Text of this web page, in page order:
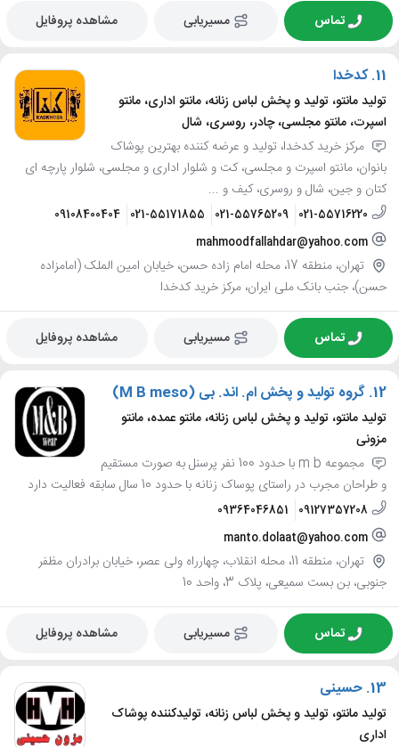
تماس مسیریابی مشاهده پروفایل
11. کدخدا
تولید مانتو، تولید و پخش لباس زنانه، مانتو اداری، مانتو
اسپرت، مانتو مجلسی، چادر، روسری، شال
مرکز خرید کدخدا، تولید و عرضه کننده بهترین پوشاک
بانوان، مانتو اسپرت و مجلسی، کت و شلوار اداری و مجلسی، شلوار پارچه ای
کتان و جین، شال و روسری، کیف و ...
021-55716220
021-55765209
021-55171855
09108400404
mahmoodfallahdar@yahoo.com
تهران، منطقه 17، محله امام زاده حسن، خیابان امین الملک (امامزاده
حسن)، جنب بانک ملی ایران، مرکز خرید کدخدا
تماس مسیریابی مشاهده پروفایل
12. گروه تولید و پخش ام. اند. بی (M B meso)
تولید مانتو، تولید و پخش لباس زنانه، مانتو عمده، مانتو
مزونی
مجموعه m b با حدود 100 نفر پرسنل به صورت مستقیم
و طراحان مجرب در راستای پوساک زنانه با حدود 10 سال سابقه فعالیت دارد
09127357208
09364046851
manto.dolaat@yahoo.com
تهران، منطقه 11، محله انقلاب، چهارراه ولی عصر، خیابان برادران مظفر
جنوبی، بن بست سمیعی، پلاک 3، واحد 10
تماس مسیریابی مشاهده پروفایل
13. حسینی
تولید مانتو، تولید و پخش لباس زنانه، تولیدکننده پوشاک
اداری